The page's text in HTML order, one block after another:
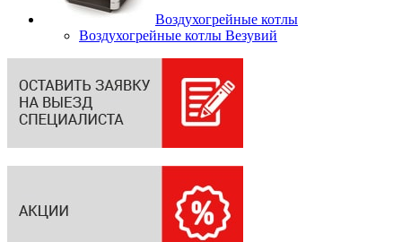
Воздухогрейные котлы
Воздухогрейные котлы Везувий